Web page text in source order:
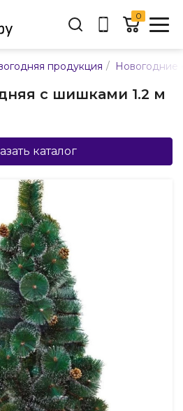
45
работы:
Заказать звонок
0
продукция / Новогодние
с шишками 1.2 м
каталог